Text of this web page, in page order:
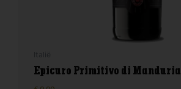
Epicuro Primitivo di Manduria